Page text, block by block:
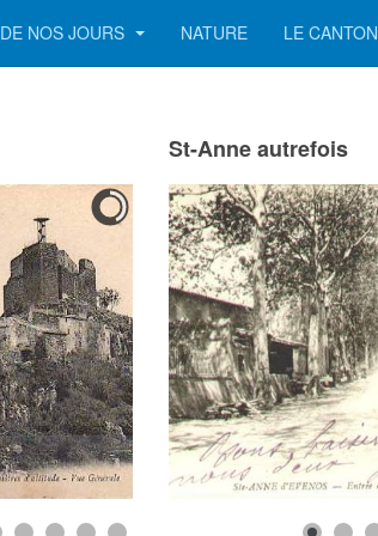
DE NOS JOURS NATURE LE CANTON
St-Anne autrefois